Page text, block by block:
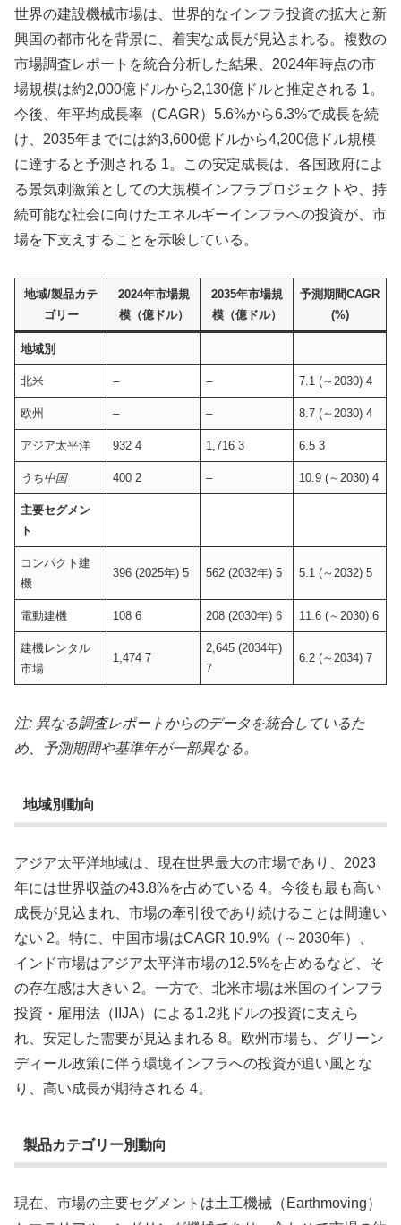
世界の建設機械市場は、世界的なインフラ投資の拡大と新
興国の都市化を背景に、着実な成長が見込まれる。複数の
市場調査レポートを統合分析した結果、2024年時点の市
場規模は約2,000億ドルから2,130億ドルと推定される 1。
今後、年平均成長率（CAGR）5.6%から6.3%で成長を続
け、2035年までには約3,600億ドルから4,200億ドル規模
に達すると予測される 1。この安定成長は、各国政府によ
る景気刺激策としての大規模インフラプロジェクトや、持
続可能な社会に向けたエネルギーインフラへの投資が、市
場を下支えすることを示唆している。
地域/製品カテ
ゴリー
2024年市場規
模（億ドル）
2035年市場規
模（億ドル）
予測期間CAGR
(%)
地域別
北米 – – 7.1 (～2030) 4
欧州 – – 8.7 (～2030) 4
アジア太平洋 932 4 1,716 3 6.5 3
うち中国 400 2 – 10.9 (～2030) 4
主要セグメン
ト
コンパクト建
機
396 (2025年) 5 562 (2032年) 5 5.1 (～2032) 5
電動建機 108 6 208 (2030年) 6 11.6 (～2030) 6
建機レンタル
市場
1,474 7
2,645 (2034年)
7
6.2 (～2034) 7
注: 異なる調査レポートからのデータを統合しているた
め、予測期間や基準年が一部異なる。
地域別動向
アジア太平洋地域は、現在世界最大の市場であり、2023
年には世界収益の43.8%を占めている 4。今後も最も高い
成長が見込まれ、市場の牽引役であり続けることは間違い
ない 2。特に、中国市場はCAGR 10.9%（～2030年）、
インド市場はアジア太平洋市場の12.5%を占めるなど、そ
の存在感は大きい 2。一方で、北米市場は米国のインフラ
投資・雇用法（IIJA）による1.2兆ドルの投資に支えら
れ、安定した需要が見込まれる 8。欧州市場も、グリーン
ディール政策に伴う環境インフラへの投資が追い風とな
り、高い成長が期待される 4。
製品カテゴリー別動向
現在、市場の主要セグメントは土工機械（Earthmoving）